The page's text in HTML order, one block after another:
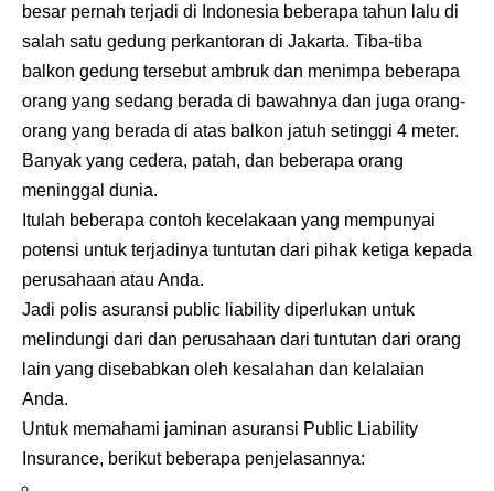
besar pernah terjadi di Indonesia beberapa tahun lalu di
salah satu gedung perkantoran di Jakarta. Tiba-tiba
balkon gedung tersebut ambruk dan menimpa beberapa
orang yang sedang berada di bawahnya dan juga orang-
orang yang berada di atas balkon jatuh setinggi 4 meter.
Banyak yang cedera, patah, dan beberapa orang
meninggal dunia.
Itulah beberapa contoh kecelakaan yang mempunyai
potensi untuk terjadinya tuntutan dari pihak ketiga kepada
perusahaan atau Anda.
Jadi polis asuransi public liability diperlukan untuk
melindungi dari dan perusahaan dari tuntutan dari orang
lain yang disebabkan oleh kesalahan dan kelalaian
Anda.
Untuk memahami jaminan asuransi Public Liability
Insurance, berikut beberapa penjelasannya: